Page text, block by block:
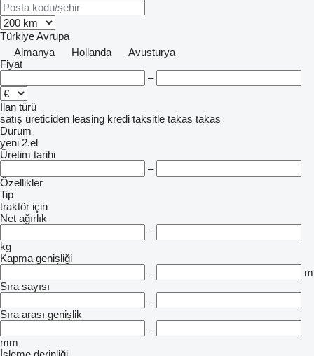
TürkiyeAvrupa
Almanya
Hollanda
Avusturya
Fiyat
–
İlan türü
satış üreticiden leasing kredi taksitle takas takas
Durum
yeni 2.el
Üretim tarihi
–
Özellikler
Tip
traktör için
Net ağırlık
–
kg
Kapma genişliği
–
m
Sıra sayısı
–
Sıra arası genişlik
–
mm